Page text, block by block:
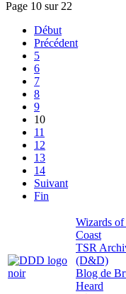
Page 10 sur 22
Début
Précédent
5
6
7
8
9
10
11
12
13
14
Suivant
Fin
Wizards of
Coast
TSR
(D&D)
Blog de
Heard